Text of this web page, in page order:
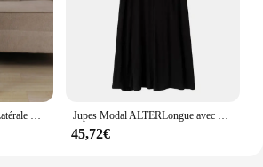
45,72€